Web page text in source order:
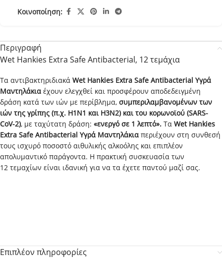
Κοινοποίηση:
Περιγραφή
Wet Hankies Extra Safe Antibacterial, 12 τεμάχια
Τα αντιβακτηριδιακά Wet Hankies Extra Safe Antibacterial Υγρά
Μαντηλάκια έχουν ελεγχθεί και προσφέρουν αποδεδειγμένη
δράση κατά των ιών με περίβλημα, συμπεριλαμβανομένων των
ιών της γρίπης (π.χ. H1N1 και H3N2) και του κορωνοϊού (SARS-
CoV-2), με ταχύτατη δράση: «ενεργό σε 1 λεπτό». Τα Wet Hankies
Extra Safe Antibacterial Υγρά Μαντηλάκια περιέχουν στη συνθεσή
τους ισχυρό ποσοστό αιθυλικής αλκοόλης και επιπλέον
απολυμαντικό παράγοντα. Η πρακτική συσκευασία των
12 τεμαχίων είναι ιδανική για να τα έχετε παντού μαζί σας.
Επιπλέον πληροφορίες